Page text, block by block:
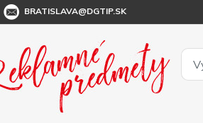
BRATISLAVA@DGTIP.SK